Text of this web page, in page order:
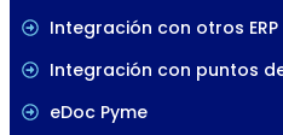
Integración con otros
Integración con puntos
eDoc Pyme